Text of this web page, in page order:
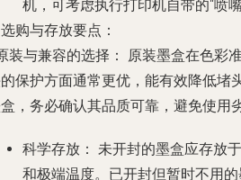
机，可考虑执行打印机自带的“喷
购与存放要点：
装与兼容的选择：
原装墨盒在色彩
保护方面通常更优，能有效降低堵
，务必确认其品质可靠，避免使用
科学存放： 未开封的墨盒应存放
和极端温度。已开封但暂时不用